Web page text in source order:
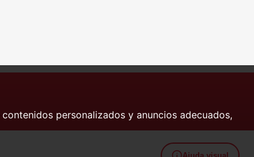
personalizados y anuncios adecuados,
Ajuda visual